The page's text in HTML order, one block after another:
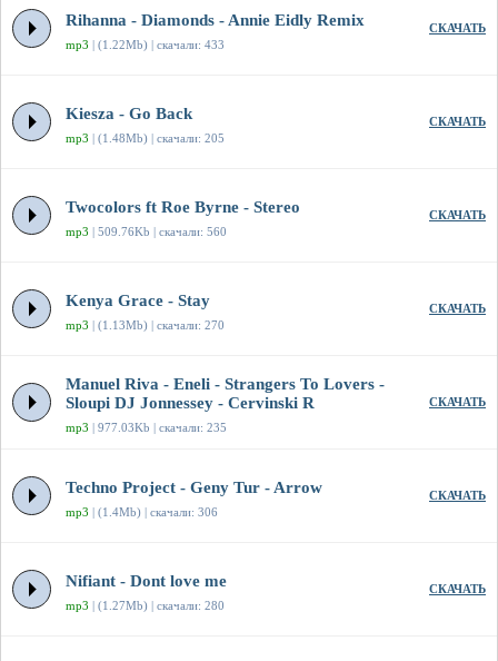
Rihanna - Diamonds - Annie Eidly Remix
mp3 | (1.22Mb) | скачали: 433
СКАЧАТЬ
Kiesza - Go Back
mp3 | (1.48Mb) | скачали: 205
СКАЧАТЬ
Twocolors ft Roe Byrne - Stereo
mp3 | 509.76Kb | скачали: 560
СКАЧАТЬ
Kenya Grace - Stay
mp3 | (1.13Mb) | скачали: 270
СКАЧАТЬ
Manuel Riva - Eneli - Strangers To Lovers -
Sloupi DJ Jonnessey - Cervinski R
mp3 | 977.03Kb | скачали: 235
СКАЧАТЬ
Techno Project - Geny Tur - Arrow
mp3 | (1.4Mb) | скачали: 306
СКАЧАТЬ
Nifiant - Dont love me
mp3 | (1.27Mb) | скачали: 280
СКАЧАТЬ